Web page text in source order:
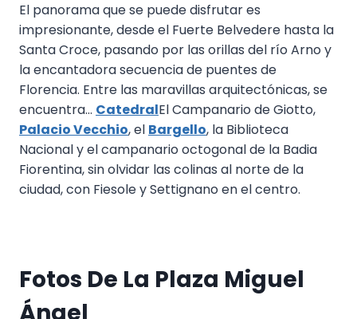
El panorama que se puede disfrutar es
impresionante, desde el Fuerte Belvedere hasta la
Santa Croce, pasando por las orillas del río Arno y
la encantadora secuencia de puentes de
Florencia. Entre las maravillas arquitectónicas, se
encuentra... CatedralEl Campanario de Giotto,
Palacio Vecchio, el Bargello, la Biblioteca
Nacional y el campanario octogonal de la Badia
Fiorentina, sin olvidar las colinas al norte de la
ciudad, con Fiesole y Settignano en el centro.
Fotos De La Plaza Miguel